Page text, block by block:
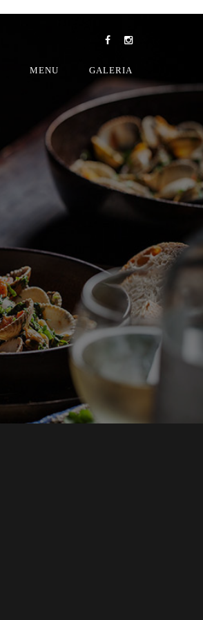
MENU GALERIA